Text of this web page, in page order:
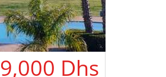
9,000 Dhs